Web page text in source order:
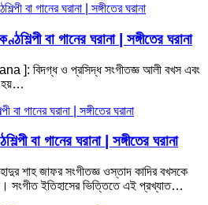
বা গানের ঘরানা | সঙ্গীতের ঘরানা
]: বিদগ্ধ ও প্রসিদ্ধ সংগীতজ্ঞ আলী বখস এবং
হয়…
বা গানের ঘরানা | সঙ্গীতের ঘরানা
শাহ জাফর সংগীতজ্ঞ ওস্তাদ কাদির বখসকে
সংগীত ইতিহাসের ভিত্তিতে এই প্রখ্যাত…